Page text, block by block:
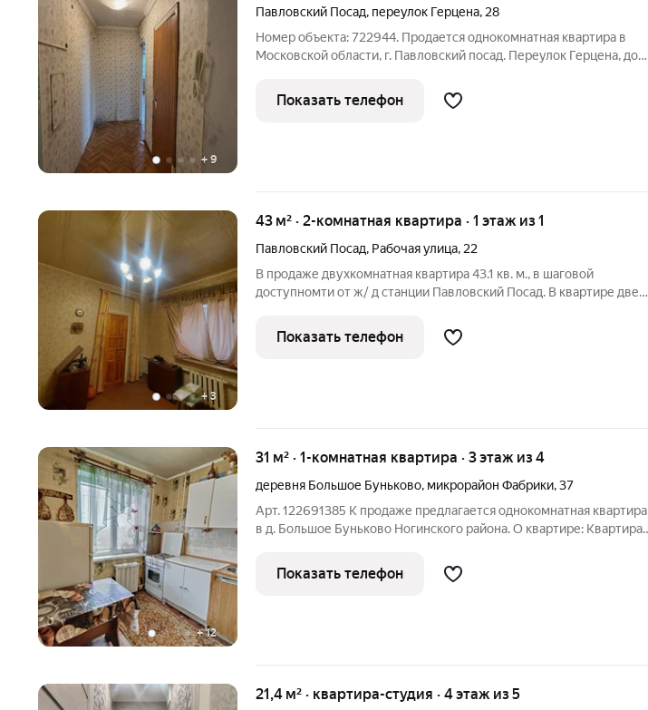
+ 9
Павловский Посад, переулок Герцена, 28
Номер объекта: 722944. Продается однокомнатная квартира в
Московской области, г. Павловский посад. Переулок Герцена, дом
18,8 кв.м., кухня 6,1 кв.м. Санузел совмещен. Квартира требует
Показать телефон
+3
43 м² · 2-комнатная квартира · 1 этаж из 1
Павловский Посад, Рабочая улица, 22
В продаже двухкомнатная квартира 43.1 кв. м., в шаговой
доступномти от ж/ д станции Павловский Посад. В квартире две
совмещенный сан узел. Все коммуникации центральные. Один
взрослый
Показать телефон
+12
31 м² · 1-комнатная квартира · 3 этаж из 4
деревня Большое Буньково, микрорайон Фабрики,37
Арт. 122691385 К продаже предлагается однокомнатная квартира
в д. Большое Буньково Ногинского района. О квартире: Квартира
Дом построен в 1969г. Санузел совмещенный. Окна ПВХ на
Показать телефон
21,4 м² · квартира-студия · 4 этаж из 5